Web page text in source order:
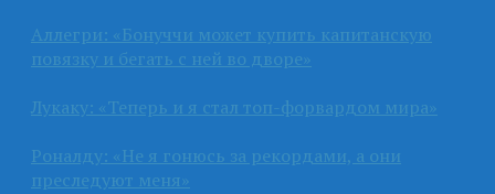
Аллегри: «Бонуччи может купить капитанскую
повязку и бегать с ней во дворе»
Лукаку: «Теперь и я стал топ-форвардом мира»
Роналду: «Не я гонюсь за рекордами, а они
преследуют меня»